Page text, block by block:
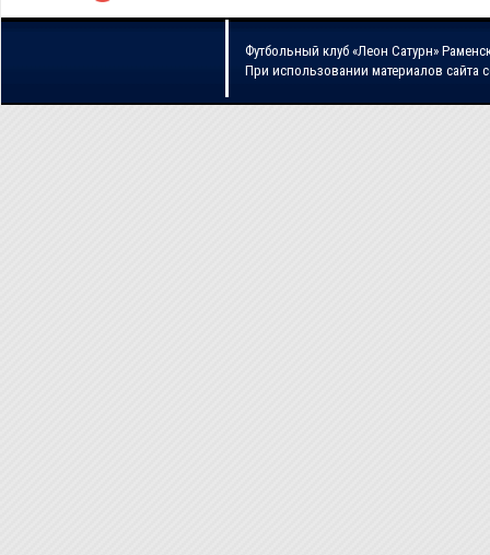
Футбольный клуб «Леон Сатурн»
При использовании материалов сайта